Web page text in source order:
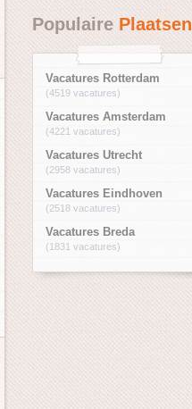
Populaire Plaatsen
Vacatures Rotterdam
(4519 vacatures)
Vacatures Amsterdam
(4221 vacatures)
Vacatures Utrecht
(2958 vacatures)
Vacatures Eindhoven
(2518 vacatures)
Vacatures Breda
(1831 vacatures)